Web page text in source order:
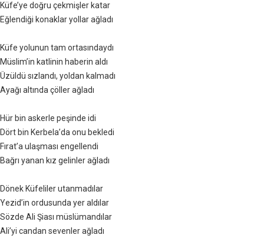
Küfe’ye doğru çekmişler katar
Eğlendiği konaklar yollar ağladı
Küfe yolunun tam ortasındaydı
Müslim’in katlinin haberin aldı
Üzüldü sızlandı, yoldan kalmadı
Ayağı altında çöller ağladı
Hür bin askerle peşinde idi
Dört bin Kerbela’da onu bekledi
Fırat’a ulaşması engellendi
Bağrı yanan kız gelinler ağladı
Dönek Küfeliler utanmadılar
Yezid’in ordusunda yer aldılar
Sözde Ali Şiası müslümandılar
Ali’yi candan sevenler ağladı